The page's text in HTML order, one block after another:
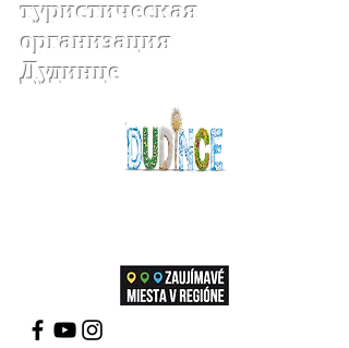
туристическая
организация
Дудинце